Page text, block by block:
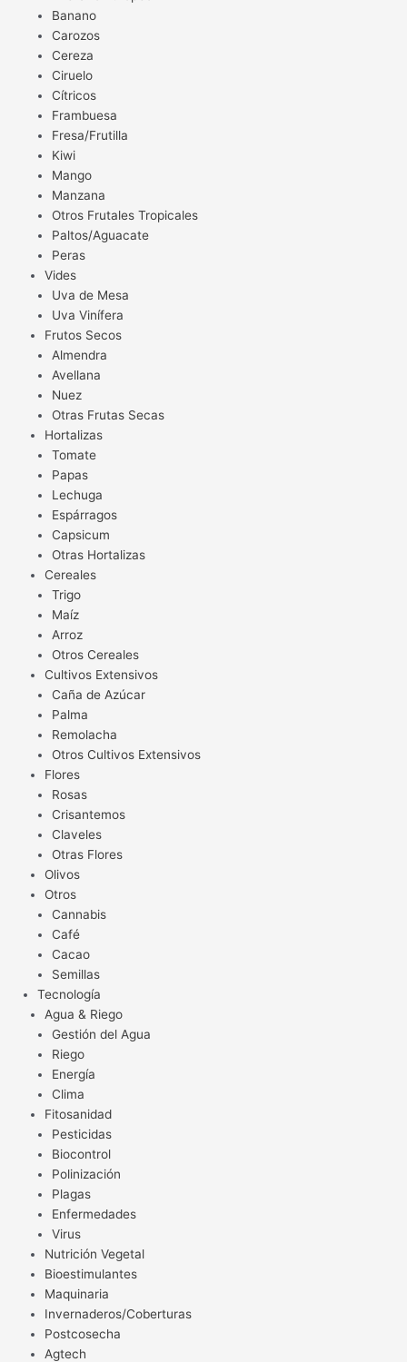
Banano
Carozos
Cereza
Ciruelo
Cítricos
Frambuesa
Fresa/Frutilla
Kiwi
Mango
Manzana
Otros Frutales Tropicales
Paltos/Aguacate
Peras
Vides
Uva de Mesa
Uva Vinífera
Frutos Secos
Almendra
Avellana
Nuez
Otras Frutas Secas
Hortalizas
Tomate
Papas
Lechuga
Espárragos
Capsicum
Otras Hortalizas
Cereales
Trigo
Maíz
Arroz
Otros Cereales
Cultivos Extensivos
Caña de Azúcar
Palma
Remolacha
Otros Cultivos Extensivos
Flores
Rosas
Crisantemos
Claveles
Otras Flores
Olivos
Otros
Cannabis
Café
Cacao
Semillas
Tecnología
Agua & Riego
Gestión del Agua
Riego
Energía
Clima
Fitosanidad
Pesticidas
Biocontrol
Polinización
Plagas
Enfermedades
Virus
Nutrición Vegetal
Bioestimulantes
Maquinaria
Invernaderos/Coberturas
Postcosecha
Agtech